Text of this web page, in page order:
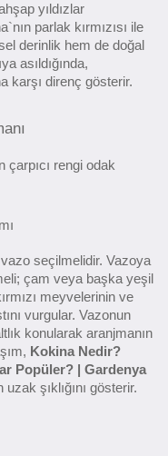
yıldızlar
parlak kırmızısı ile
derinlik hem de doğal
asıldığında,
karşı direnç gösterir.
çarpıcı rengi odak
seçilmelidir. Vazoya
çam veya başka yeşil
meyvelerinin ve
vurgular. Vazonun
konularak aranjmanın
Kokina Nedir?
Popüler? | Gardenya
şıklığını gösterir.